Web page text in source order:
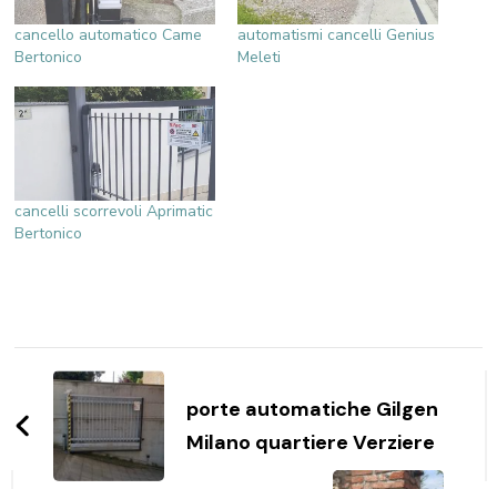
cancello automatico Came
Bertonico
automatismi cancelli Genius
Meleti
cancelli scorrevoli Aprimatic
Bertonico
Navigazione
articoli
porte automatiche Gilgen
Milano quartiere Verziere